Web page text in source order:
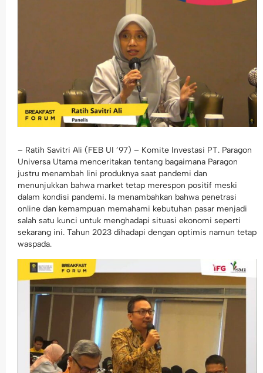
– Ratih Savitri Ali (FEB UI ’97) – Komite Investasi PT. Paragon
Universa Utama menceritakan tentang bagaimana Paragon
justru menambah lini produknya saat pandemi dan
menunjukkan bahwa market tetap merespon positif meski
dalam kondisi pandemi. Ia menambahkan bahwa penetrasi
online dan kemampuan memahami kebutuhan pasar menjadi
salah satu kunci untuk menghadapi situasi ekonomi seperti
sekarang ini. Tahun 2023 dihadapi dengan optimis namun tetap
waspada.